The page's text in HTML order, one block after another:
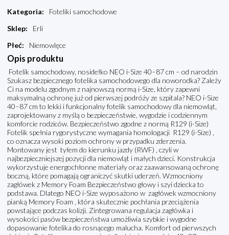
Kategoria:
Foteliki samochodowe
Sklep:
Erli
Płeć: Niemowlęce
Opis produktu
Fotelik samochodowy, nosidełko NEO i-Size 40–87 cm – od narodzin
Szukasz bezpiecznego fotelika samochodowego dla noworodka? Zależy
Ci na modelu zgodnym z najnowszą normą i-Size, który zapewni
maksymalną ochronę już od pierwszej podróży ze szpitala? NEO i-Size
40–87 cm to lekki i funkcjonalny fotelik samochodowy dla niemowląt,
zaprojektowany z myślą o bezpieczeństwie, wygodzie i codziennym
komforcie rodziców. Bezpieczeństwo zgodne z normą R129 (i-Size)
Fotelik spełnia rygorystyczne wymagania homologacji R129 (i-Size) ,
co oznacza wysoki poziom ochrony w przypadku zderzenia.
Montowany jest tyłem do kierunku jazdy (RWF) , czyli w
najbezpieczniejszej pozycji dla niemowląt i małych dzieci. Konstrukcja
wykorzystuje energochłonne materiały oraz zaawansowaną ochronę
boczną, które pomagają ograniczyć skutki uderzeń. Wzmocniony
zagłówek z Memory Foam Bezpieczeństwo głowy i szyi dziecka to
podstawa. Dlatego NEO i-Size wyposażono w zagłówek wzmocniony
pianką Memory Foam , która skutecznie pochłania przeciążenia
powstające podczas kolizji. Zintegrowana regulacja zagłówka i
wysokości pasów bezpieczeństwa umożliwia szybkie i wygodne
dopasowanie fotelika do rosnącego malucha. Komfort od pierwszych